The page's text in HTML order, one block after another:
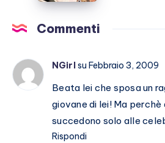
malattia
che
Commenti
NGirl su Febbraio 3, 2009
Beata lei che sposa un
giovane di lei! Ma
succedono solo alle
Rispondi